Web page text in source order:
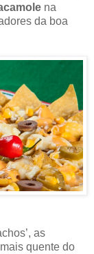
na
da boa
as
mais quente do